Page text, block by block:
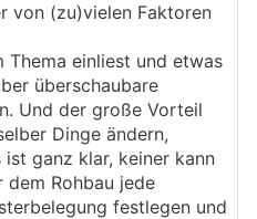
von (zu)vielen Faktoren
Thema einliest und etwas
überschaubare
Und der große Vorteil
Dinge ändern,
ganz klar, keiner kann
dem Rohbau jede
festlegen und